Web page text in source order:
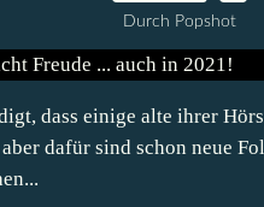
Durch Popshot
dass einige alte ihrer
dafür sind schon neue